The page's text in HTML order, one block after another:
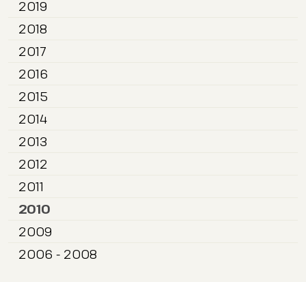
2019
2018
2017
2016
2015
2014
2013
2012
2011
2010
2009
2006 - 2008